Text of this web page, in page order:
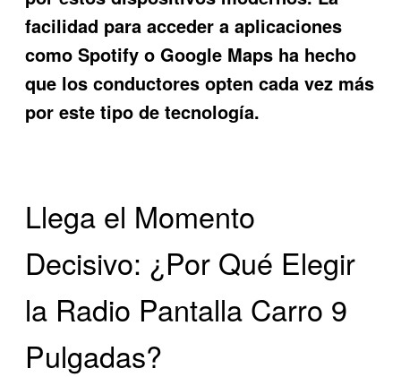
facilidad para acceder a aplicaciones
como Spotify o Google Maps ha hecho
que los conductores opten cada vez más
por este tipo de tecnología.
Llega el Momento
Decisivo: ¿Por Qué Elegir
la Radio Pantalla Carro 9
Pulgadas?